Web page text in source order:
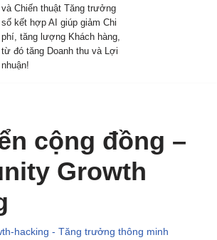
và Chiến thuật Tăng trưởng
số kết hợp AI giúp giảm Chi
phí, tăng lượng Khách hàng,
từ đó tăng Doanh thu và Lợi
nhuận!
cộng đồng –
Growth
hacking - Tăng trưởng thông minh